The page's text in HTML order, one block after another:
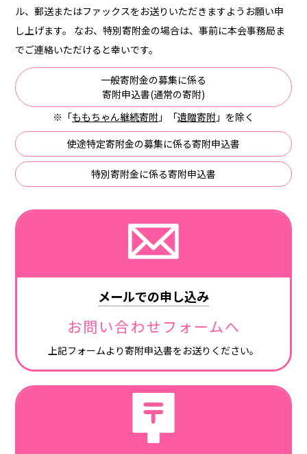
ル、郵送またはファックスをお送りいただきますようお願い申
し上げます。 なお、特別寄附金の場合は、事前に本会事務局ま
でご連絡いただけると幸いです。
一般寄附金の募集に係る
寄附申込書(通常の寄附)
※「ももちゃん継続寄附 」「遺贈寄附 」を除く
使途特定寄附金の募集に係る寄附申込書
特別寄附金に係る寄附申込書
メールでの申し込み
お問い合わせフォームへ
上記フォームより寄附申込書をお送りください。